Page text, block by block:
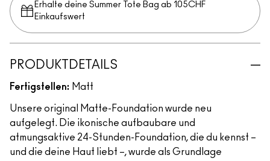
Erhalte deine Summer Tote Bag ab 105CHF
Einkaufswert​
PRODUKTDETAILS
Fertigstellen: Matt
Unsere original Matte-Foundation wurde neu
aufgelegt. Die ikonische aufbaubare und
atmungsaktive 24-Stunden-Foundation, die du kennst –
und die deine Haut liebt –, wurde als Grundlage